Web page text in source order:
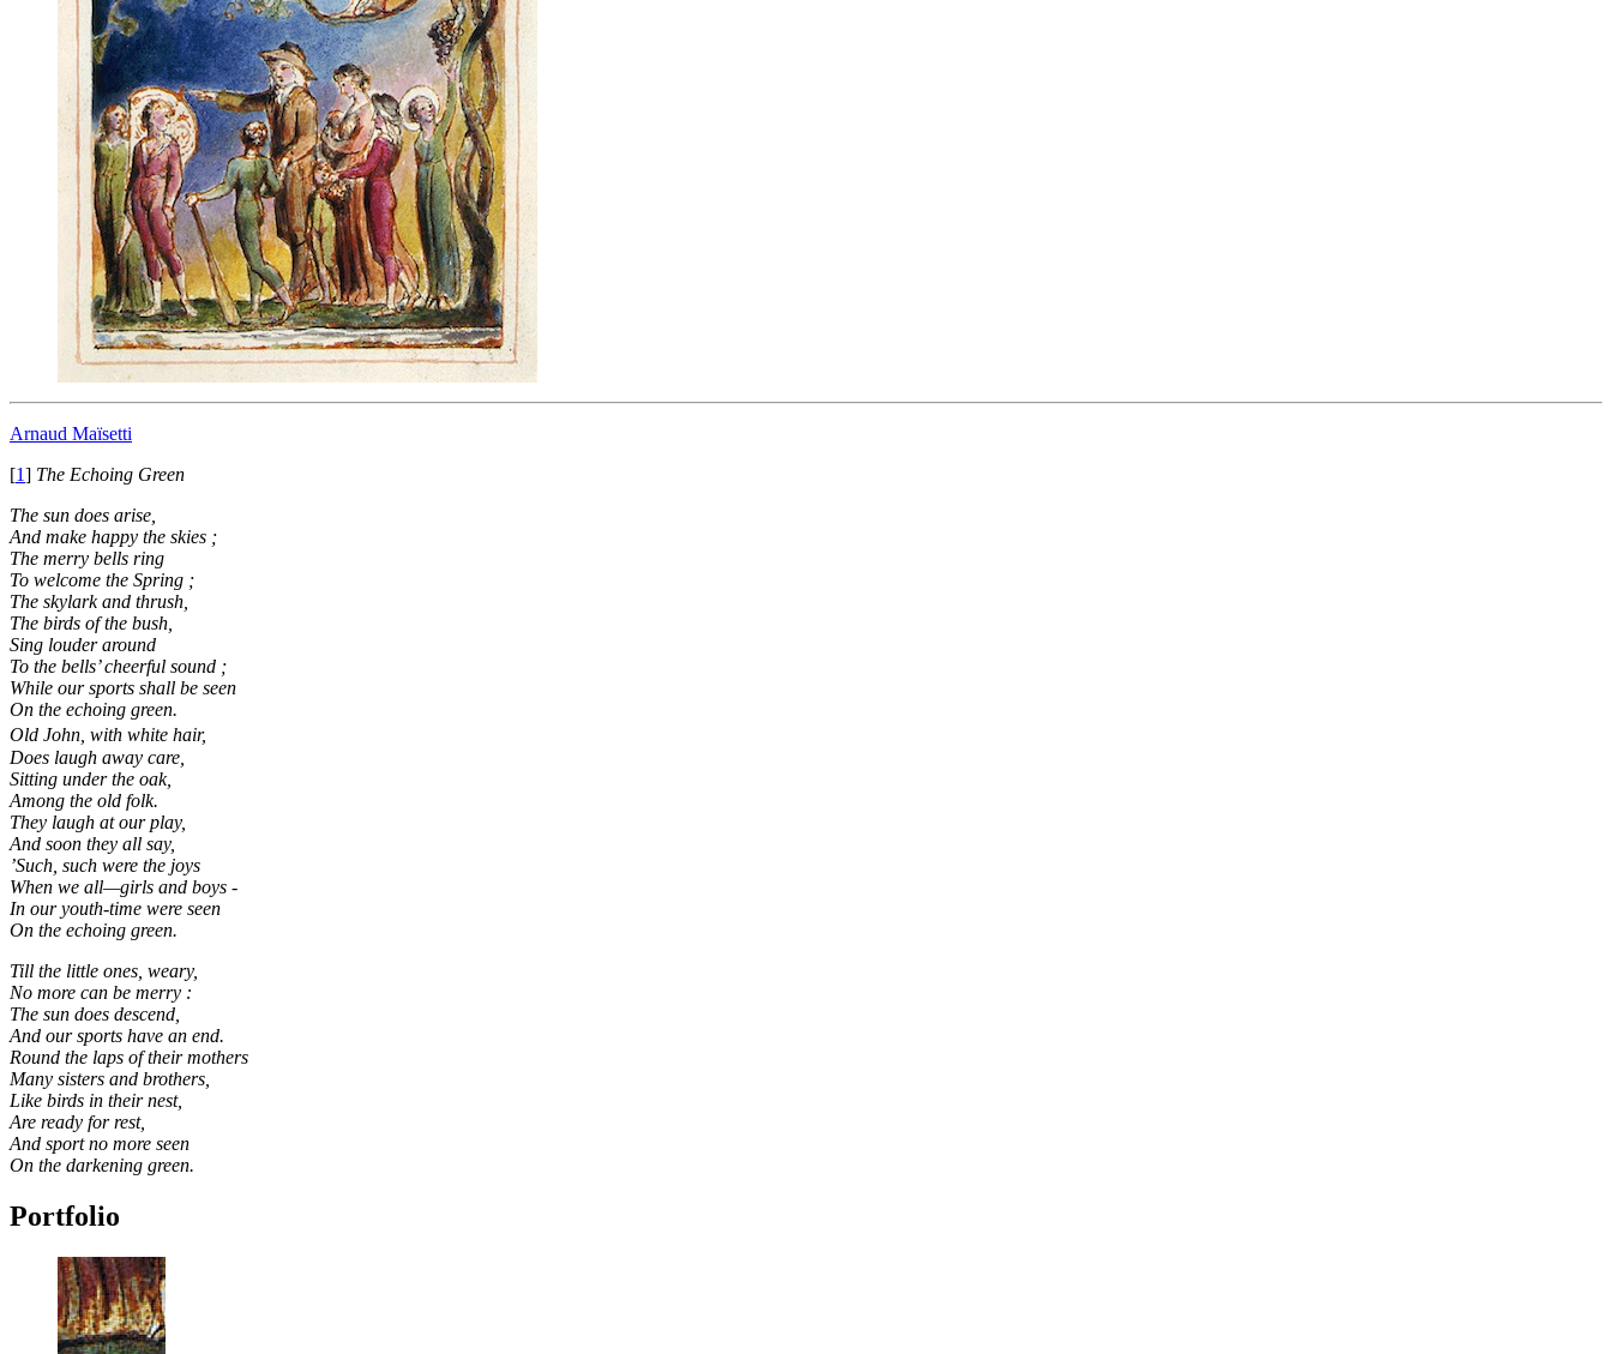
Arnaud Maïsetti
[1] The Echoing Green
The sun does arise,
And make happy the skies ;
The merry bells ring
To welcome the Spring ;
The skylark and thrush,
The birds of the bush,
Sing louder around
To the bells’ cheerful sound ;
While our sports shall be seen
On the echoing green.
Old John, with white hair,
Does laugh away care,
Sitting under the oak,
Among the old folk.
They laugh at our play,
And soon they all say,
’Such, such were the joys
When we all—girls and boys -
In our youth-time were seen
On the echoing green.
Till the little ones, weary,
No more can be merry :
The sun does descend,
And our sports have an end.
Round the laps of their mothers
Many sisters and brothers,
Like birds in their nest,
Are ready for rest,
And sport no more seen
On the darkening green.
Portfolio